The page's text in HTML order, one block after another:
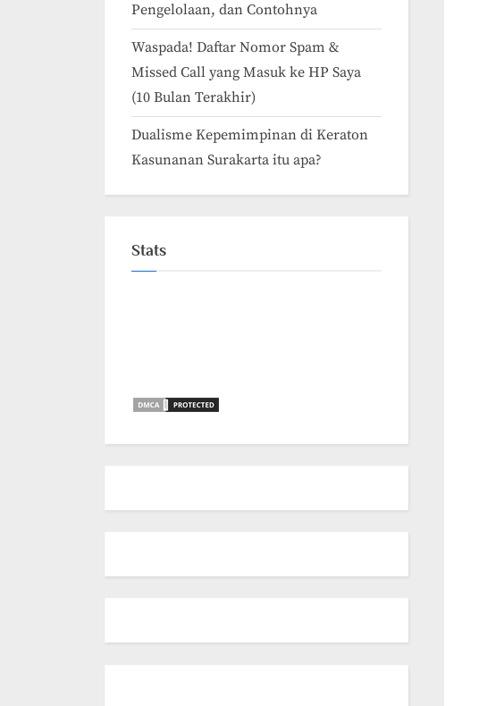
Pengelolaan, dan Contohnya
Waspada! Daftar Nomor Spam &
Missed Call yang Masuk ke HP Saya
(10 Bulan Terakhir)
Dualisme Kepemimpinan di Keraton
Kasunanan Surakarta itu apa?
Stats